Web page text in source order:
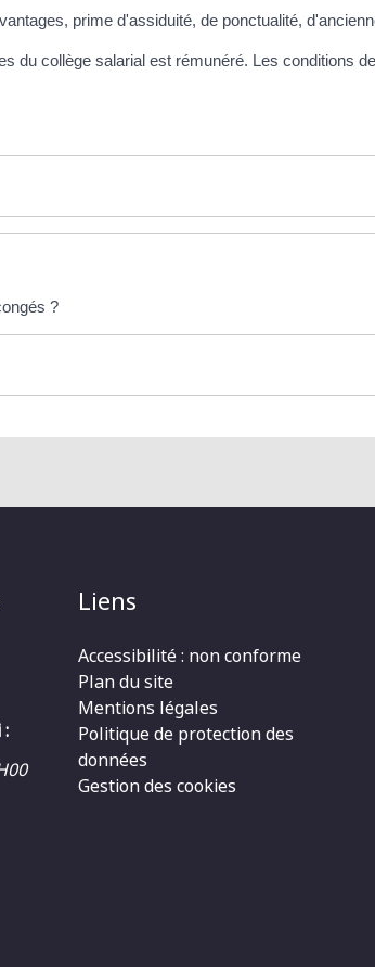
prime d'assiduité, de ponctualité,
du collège salarial est rémunéré. Les conditions
?
Liens
Accessibilité : non conforme
Plan du site
Mentions légales
Politique de protection des
données
Gestion des cookies